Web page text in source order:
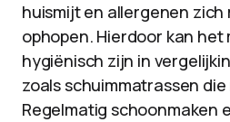
huismijt en allergenen zich
ophopen. Hierdoor kan het
hygiënisch zijn in
zoals schuimmatrassen
Regelmatig schoonmaken